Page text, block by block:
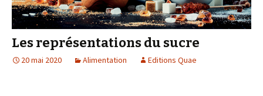
Les représentations du sucre
20 mai 2020 Alimentation Editions Quae